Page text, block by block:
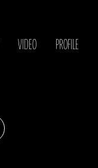
VIDEO PROFILE